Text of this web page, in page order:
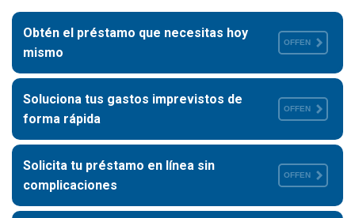
Obtén el préstamo que necesitas hoy
mismo
OFFEN
Soluciona tus gastos imprevistos de
forma rápida
OFFEN
Solicita tu préstamo en línea sin
complicaciones
OFFEN